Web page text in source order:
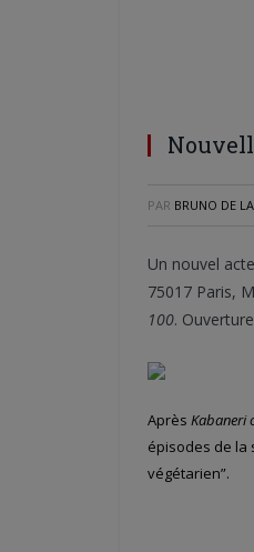
PAR BRUNO DE
Un nouvel
75017 Paris,
100.
Après Kabaneri
épisodes de la
végétarien”.